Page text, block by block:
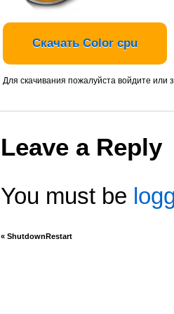
Скачать Color cpu
Для скачивания пожалуйста войдите или
Leave a Reply
You must be
«ShutdownRestart